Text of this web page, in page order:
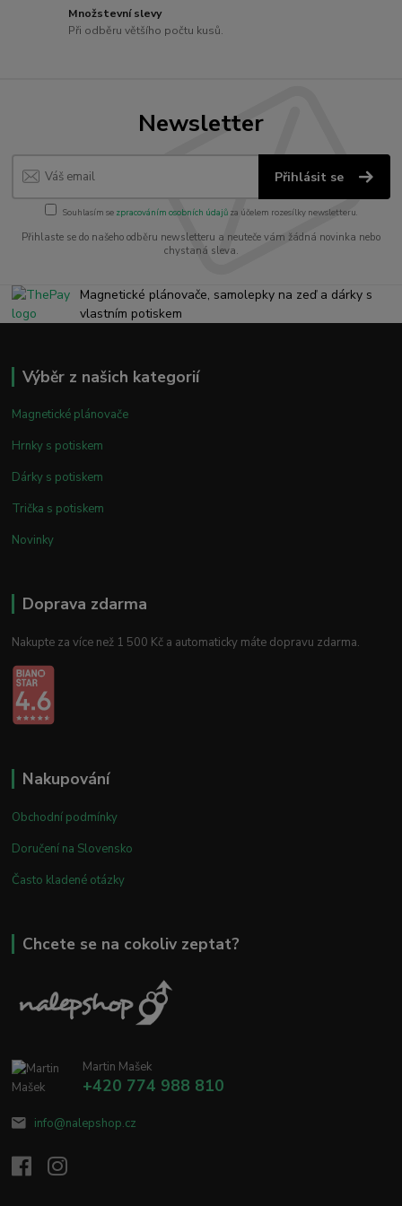
Množstevní slevy
Při odběru většího počtu kusů.
Newsletter
Přihlásit se
Souhlasím se zpracováním osobních údajůza účelem rozesílky newsletteru.
Přihlaste se do našeho odběru newsletteru a neuteče vám žádná novinka nebo
chystaná sleva.
Magnetické plánovače, samolepky na zeď a dárky s
vlastním potiskem
Výběr z našich kategorií
Magnetické plánovače
Hrnky s potiskem
Dárky s potiskem
Trička s potiskem
Novinky
Doprava zdarma
Nakupte za více než 1 500 Kč a automaticky máte dopravu zdarma.
Nakupování
Obchodní podmínky
Doručení na Slovensko
Často kladené otázky
Chcete se na cokoliv zeptat?
Martin Mašek
+420 774 988 810
info@nalepshop.cz